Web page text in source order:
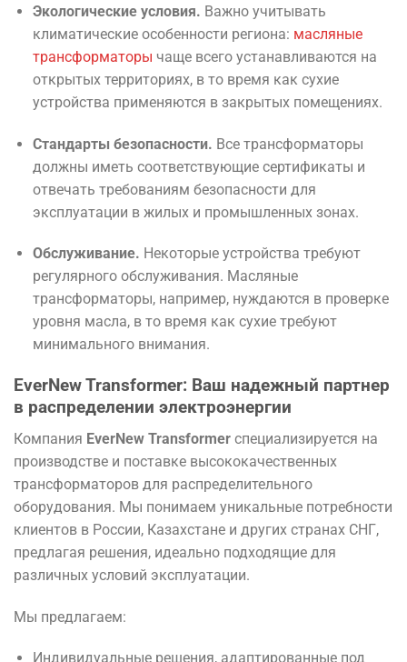
Экологические условия. Важно учитывать
климатические особенности региона: масляные
трансформаторы чаще всего устанавливаются на
открытых территориях, в то время как сухие
устройства применяются в закрытых помещениях.
Стандарты безопасности. Все трансформаторы
должны иметь соответствующие сертификаты и
отвечать требованиям безопасности для
эксплуатации в жилых и промышленных зонах.
Обслуживание. Некоторые устройства требуют
регулярного обслуживания. Масляные
трансформаторы, например, нуждаются в проверке
уровня масла, в то время как сухие требуют
минимального внимания.
EverNew Transformer: Ваш надежный партнер
в распределении электроэнергии
Компания EverNew Transformer специализируется на
производстве и поставке высококачественных
трансформаторов для распределительного
оборудования. Мы понимаем уникальные потребности
клиентов в России, Казахстане и других странах СНГ,
предлагая решения, идеально подходящие для
различных условий эксплуатации.
Мы предлагаем:
Индивидуальные решения, адаптированные под